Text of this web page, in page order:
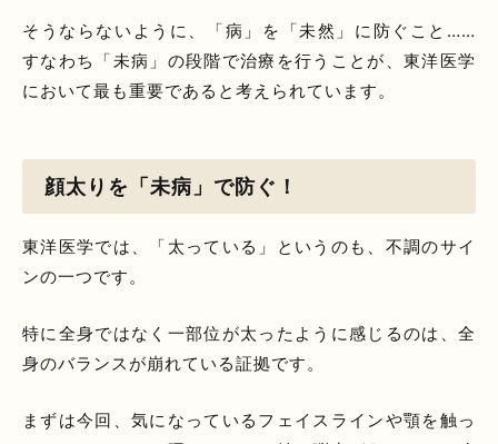
そうならないように、「病」を「未然」に防ぐこと……
すなわち「未病」の段階で治療を行うことが、東洋医学
において最も重要であると考えられています。
顔太りを「未病」で防ぐ！
東洋医学では、「太っている」というのも、不調のサイ
ンの一つです。
特に全身ではなく一部位が太ったように感じるのは、全
身のバランスが崩れている証拠です。
まずは今回、気になっているフェイスラインや顎を触っ